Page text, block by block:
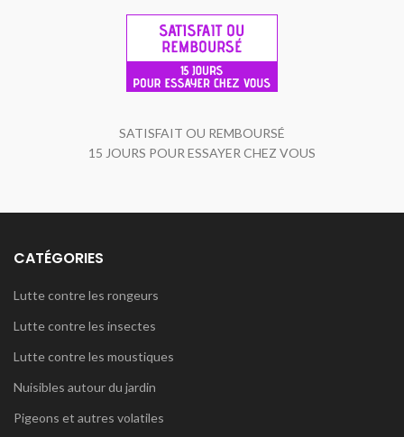
SATISFAIT OU REMBOURSÉ
15 JOURS POUR ESSAYER CHEZ VOUS
CATÉGORIES
Lutte contre les rongeurs
Lutte contre les insectes
Lutte contre les moustiques
Nuisibles autour du jardin
Pigeons et autres volatiles